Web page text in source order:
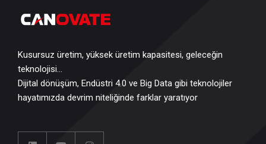
Kusursuz üretim, yüksek üretim kapasitesi, geleceğin
teknolojisi…
Dijital dönüşüm, Endüstri 4.0 ve Big Data gibi teknolojiler
hayatımızda devrim niteliğinde farklar yaratıyor